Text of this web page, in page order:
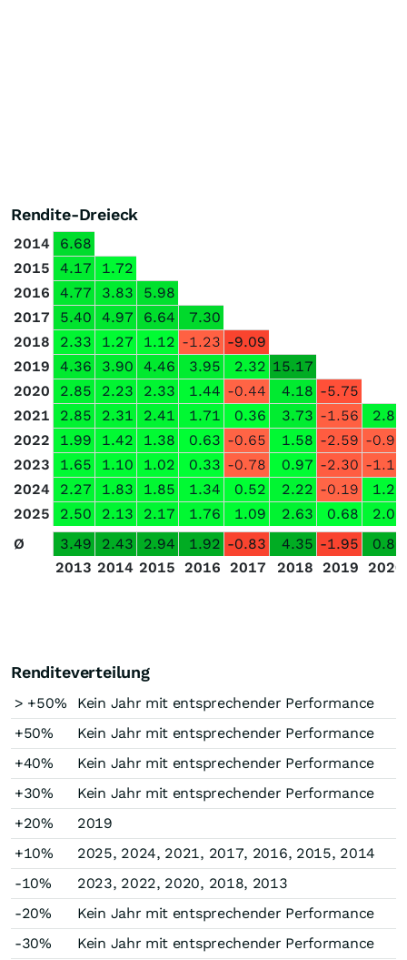
Rendite-Dreieck
2014
6.68
2015
4.17
1.72
2016
4.77 3.83
5.98
2017
5.40 4.97 6.64
7.30
2018
2.33 1.27 1.12 -1.23 -9.09
2019
4.36 3.90 4.46 3.95 2.32 15.17
2020
2.85 2.23 2.33 1.44 -0.44 4.18 -5.75
2021
2.85 2.31 2.41 1.71 0.36 3.73 -1.56
2.82
2022
1.99 1.42 1.38 0.63 -0.65 1.58 -2.59 -0.97
2023
1.65 1.10 1.02 0.33 -0.78 0.97 -2.30 -1.12
2024
2.27 1.83 1.85 1.34 0.52 2.22 -0.19
1.25
2025
2.50 2.13 2.17 1.76 1.09 2.63 0.68
2.02
Ø
3.49 2.43 2.94 1.92 -0.83 4.35 -1.95
0.80
2013 2014 2015 2016 2017 2018 2019 2020
Renditeverteilung
> +50%
Kein Jahr mit entsprechender Performance
+50%
Kein Jahr mit entsprechender Performance
+40%
Kein Jahr mit entsprechender Performance
+30%
Kein Jahr mit entsprechender Performance
+20%
2019
+10%
2025, 2024, 2021, 2017, 2016, 2015, 2014
-10%
2023, 2022, 2020, 2018, 2013
-20%
Kein Jahr mit entsprechender Performance
-30%
Kein Jahr mit entsprechender Performance